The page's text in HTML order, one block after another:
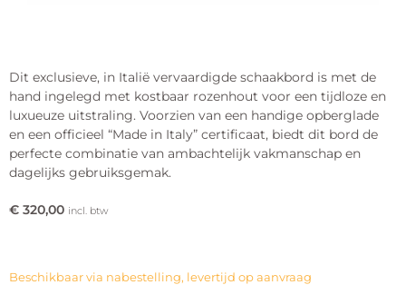
Dit exclusieve, in Italië vervaardigde schaakbord is met de
hand ingelegd met kostbaar rozenhout voor een tijdloze en
luxueuze uitstraling. Voorzien van een handige opberglade
en een officieel “Made in Italy” certificaat, biedt dit bord de
perfecte combinatie van ambachtelijk vakmanschap en
dagelijks gebruiksgemak.
€ 320,00 incl. btw
Beschikbaar via nabestelling, levertijd op aanvraag